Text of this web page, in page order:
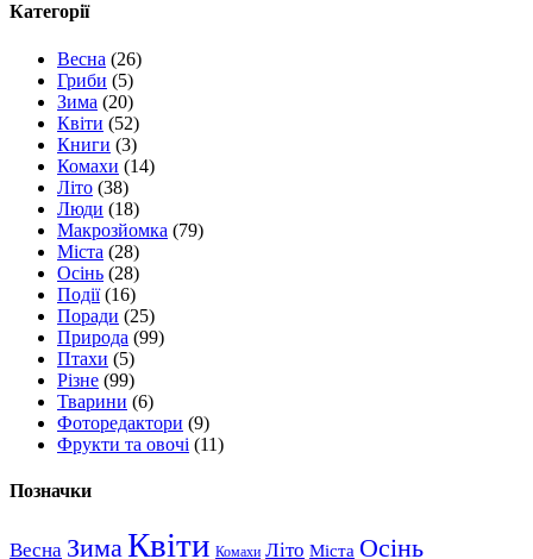
Категорії
Весна (26)
Гриби (5)
Зима (20)
Квіти (52)
Книги (3)
Комахи (14)
Літо (38)
Люди (18)
Макрозйомка (79)
Міста (28)
Осінь (28)
Події(16)
Поради (25)
Природа (99)
Птахи (5)
Різне (99)
Тварини (6)
Фоторедактори (9)
Фрукти та овочі (11)
Позначки
Весна ЗимаКвіти Комахи Літо Міста Осінь